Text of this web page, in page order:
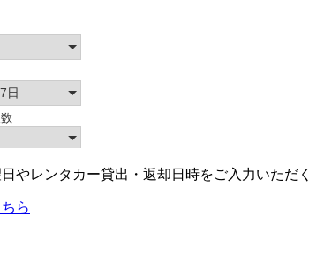
やレンタカー貸出・返却日時をご入力いただ
ら